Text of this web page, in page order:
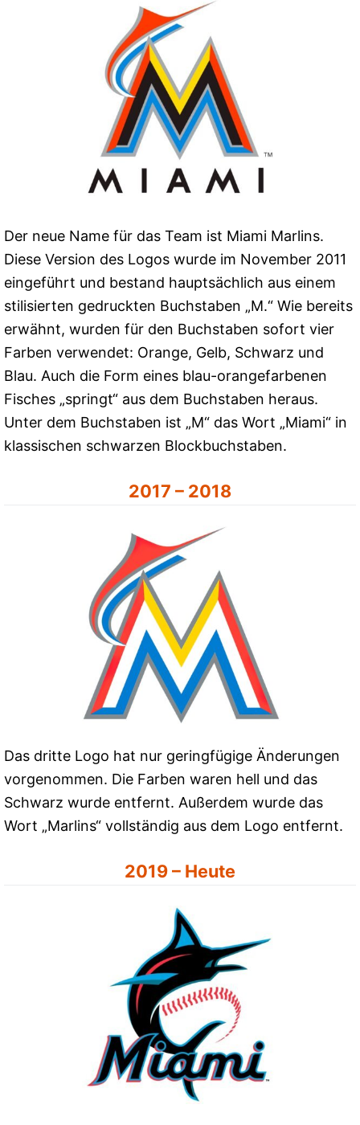
Der neue Name für das Team ist Miami Marlins.
Diese Version des Logos wurde im November 2011
eingeführt und bestand hauptsächlich aus einem
stilisierten gedruckten Buchstaben „M.“ Wie bereits
erwähnt, wurden für den Buchstaben sofort vier
Farben verwendet: Orange, Gelb, Schwarz und
Blau. Auch die Form eines blau-orangefarbenen
Fisches „springt“ aus dem Buchstaben heraus.
Unter dem Buchstaben ist „M“ das Wort „Miami“ in
klassischen schwarzen Blockbuchstaben.
2017 – 2018
Das dritte Logo hat nur geringfügige Änderungen
vorgenommen. Die Farben waren hell und das
Schwarz wurde entfernt. Außerdem wurde das
Wort „Marlins“ vollständig aus dem Logo entfernt.
2019 – Heute